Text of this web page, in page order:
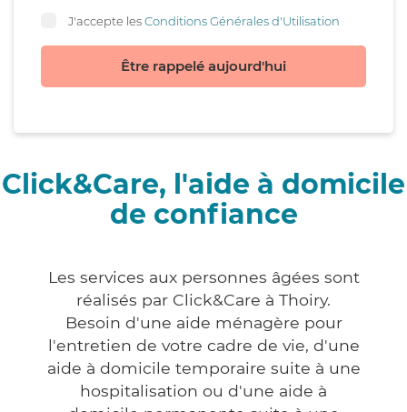
J'accepte lesConditions Générales d'Utilisation
Être rappelé aujourd'hui
Click&Care, l'aide à domicile
de confiance
Les services aux personnes âgées sont
réalisés par Click&Care à Thoiry.
Besoin d'une aide ménagère pour
l'entretien de votre cadre de vie, d'une
aide à domicile temporaire suite à une
hospitalisation ou d'une aide à